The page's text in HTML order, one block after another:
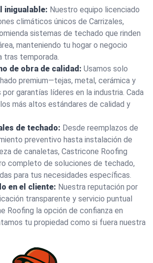
inigualable: Nuestro equipo licenciado
climáticos únicos de Carrizales,
sistemas de techado que rinden
manteniendo tu hogar o negocio
tras temporada.
de obra de calidad: Usamos solo
premium—tejas, metal, cerámica y
garantías líderes en la industria. Cada
más altos estándares de calidad y
de techado: Desde reemplazos de
preventivo hasta instalación de
de canaletas, Castricone Roofing
completo de soluciones de techado,
para tus necesidades específicas.
en el cliente: Nuestra reputación por
transparente y servicio puntual
Roofing la opción de confianza en
tu propiedad como si fuera nuestra